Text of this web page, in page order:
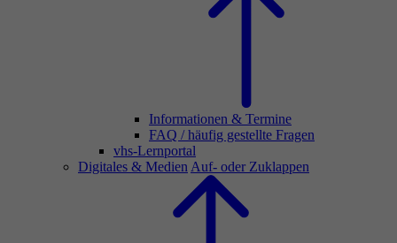
Informationen & Termine
FAQ / häufig gestellte Fragen
vhs-Lernportal
Digitales & Medien Auf- oder Zuklappen